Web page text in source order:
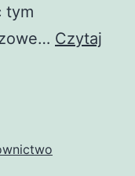
tym
Czytaj